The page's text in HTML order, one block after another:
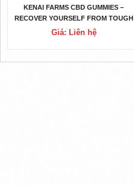
KENAI FARMS CBD GUMMIES –
RECOVER YOURSELF FROM TOUGH
TIMES OF PAINS!
Giá: Liên hệ